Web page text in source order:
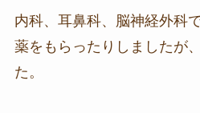
内科、耳鼻科、脳神経外科
薬をもらったりしましたが
た。